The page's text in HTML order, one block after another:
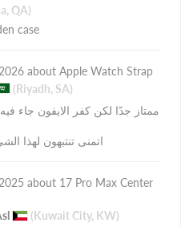
QA)
case
Apple Watch Strap
(Riyadh, SA)
ممتاز جدًا لكن كفر الايفون جاء
اتمنى تنتبهون لهذا
17 Pro Max Center
(Kuwait City, KW)